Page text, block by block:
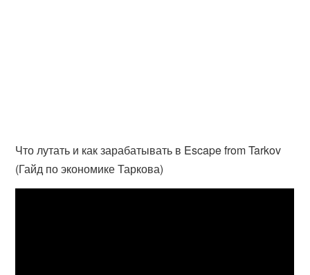
Что лутать и как зарабатывать в Escape from Tarkov
(Гайд по экономике Таркова)